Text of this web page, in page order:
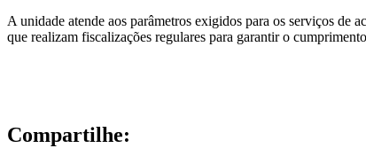
A unidade atende aos parâmetros exigidos para os serviços
que realizam fiscalizações regulares para garantir o
Compartilhe: